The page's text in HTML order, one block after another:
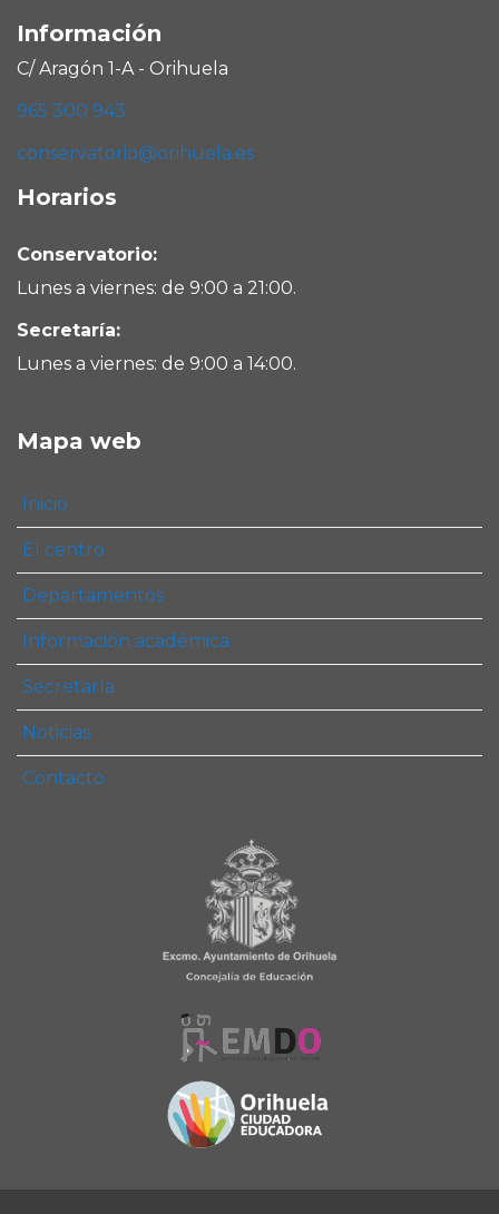
Información
C/ Aragón 1-A - Orihuela
965 300 943
conservatorio@orihuela.es
Horarios
Conservatorio:
Lunes a viernes: de 9:00 a 21:00.
Secretaría:
Lunes a viernes: de 9:00 a 14:00.
Mapa web
Inicio
El centro
Departamentos
Información académica
Secretaría
Noticias
Contacto